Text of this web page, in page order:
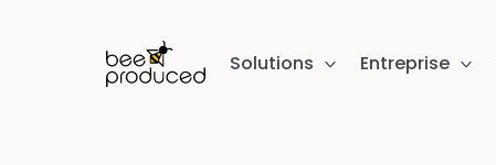
Solutions Entreprise